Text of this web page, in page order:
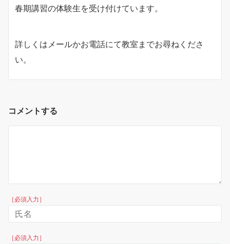
春期講習の体験生を受け付けています。
詳しくはメールかお電話にて教室までお尋ねくださ
い。
コメントする
［必須入力］
［必須入力］